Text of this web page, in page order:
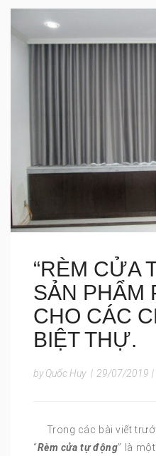
“RÈM CỬA
SẢN PHẨM
CHO CÁC
BIỆT THỰ.
by Quốc Huy | 29/07/2019 |
Trong các bài viết
“Rèm cửa tự động” là